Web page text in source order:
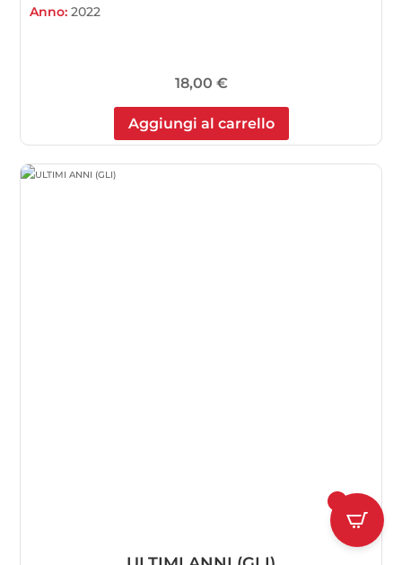
Anno:2022
18,00 €
Aggiungi al carrello